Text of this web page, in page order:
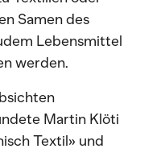
Samen des
Lebensmittel
werden.
Martin Klöti
Textil» und